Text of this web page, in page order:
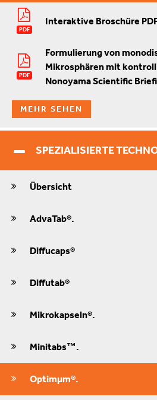
PDF
Interaktive Broschüre
PDF
Formulierung von
Mikrosphären mit
Nonoyama Scientific
MEHR SEHEN
SPEZIALISIERTE
Übersicht
AdvaTab®.
Diffucaps®
Diffutab®
Mikrokapseln®.
Minitabs™.
Optimμm®.